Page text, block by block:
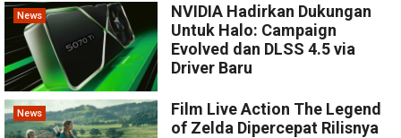
News
NVIDIA Hadirkan Dukungan
Untuk Halo: Campaign
Evolved dan DLSS 4.5 via
Driver Baru
News
Film Live Action The Legend
of Zelda Dipercepat Rilisnya